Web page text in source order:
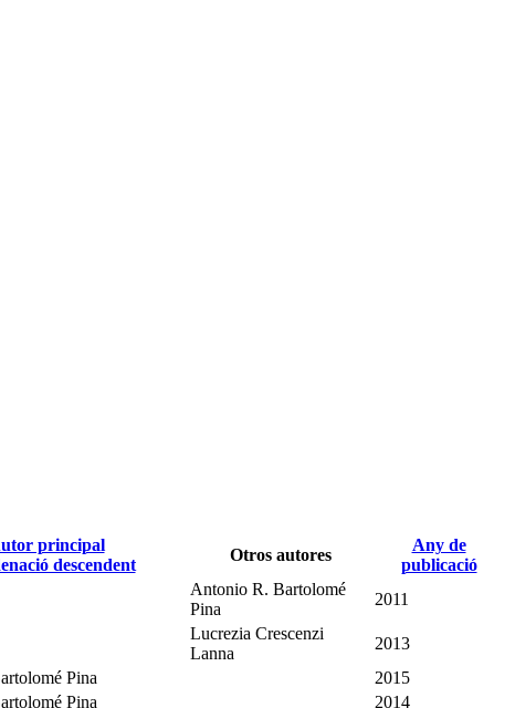
principal
Otros autores
Any de
publicació
Antonio R. Bartolomé
Pina
2011
Lucrezia Crescenzi
Lanna
2013
Pina
2015
Pina
2014